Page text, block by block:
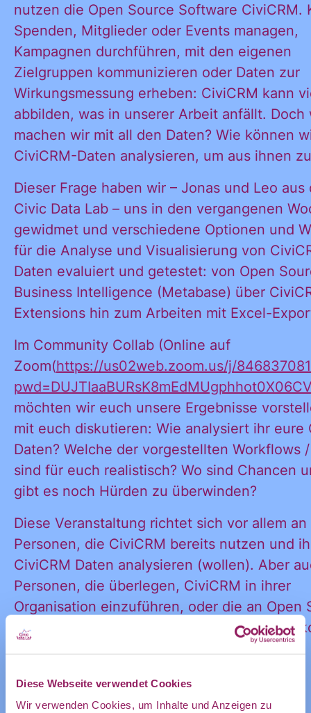
Diese Webseite verwendet Cookies
Wir verwenden Cookies, um Inhalte und Anzeigen zu
nutzen die Open Source Software CiviCRM.
Spenden, Mitglieder oder Events managen,
Kampagnen durchführen, mit den eigenen
Zielgruppen kommunizieren oder Daten zur
Wirkungsmessung erheben: CiviCRM kann
abbilden, was in unserer Arbeit anfällt. Doch
machen wir mit all den Daten? Wie können
CiviCRM-Daten analysieren, um aus ihnen
Dieser Frage haben wir – Jonas und Leo aus
Civic Data Lab – uns in den vergangenen
gewidmet und verschiedene Optionen und
für die Analyse und Visualisierung von
Daten evaluiert und getestet: von Open
Business Intelligence (Metabase) über
Extensions hin zum Arbeiten mit Excel-
Im Community Collab (Online auf
Zoom(https://us02web.zoom.us/j/
möchten wir euch unsere Ergebnisse
mit euch diskutieren: Wie analysiert ihr eure
Daten? Welche der vorgestellten Workflows
sind für euch realistisch? Wo sind Chancen
gibt es noch Hürden zu überwinden?
Diese Veranstaltung richtet sich vor allem an
Personen, die CiviCRM bereits nutzen und
CiviCRM Daten analysieren (wollen). Aber
Personen, die überlegen, CiviCRM in ihrer
Organisation einzuführen, oder die an Open
Software interessiert sind, sind herzlich
Wir freuen uns auf euch!
Leo und Jonas
Ja, ich möchte
alle
und
Ankündigungen
des CDL direkt
in mein
persönliches
Postfach:
Ja, ich
möchte alle
und
des CDL